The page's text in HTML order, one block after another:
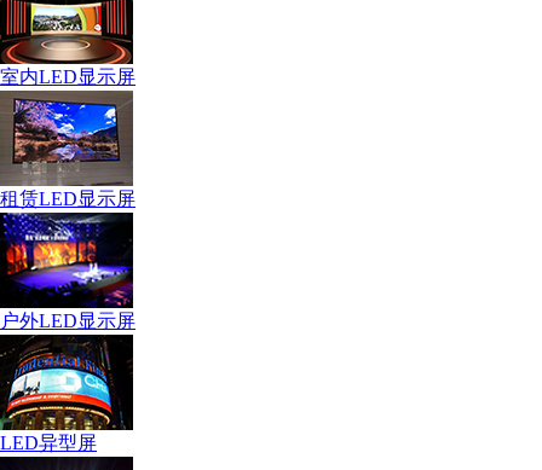
室内LED显示屏
租赁LED显示屏
户外LED显示屏
LED异型屏